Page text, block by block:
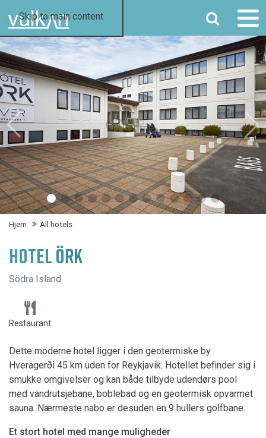
Skip to main content SØG
Hjem All hotels
HOTEL ÖRK
Södra Island
Restaurant
Dette moderne hotel ligger i den geotermiske by
Hveragerði 45 km uden for Reykjavik. Hotellet befinder sig i
smukke omgivelser og kan både tilbyde udendørs pool
med vandrutsjebane, boblebad og en geotermisk opvarmet
sauna. Nærmeste nabo er desuden en 9 hullers golfbane.
Et stort hotel med mange muligheder